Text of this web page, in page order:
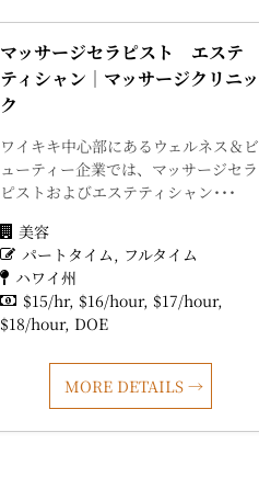
マッサージセラピスト エステ
ティシャン｜マッサージクリニッ
ク
ワイキキ中心部にあるウェルネス＆ビ
ューティー企業では、マッサージセラ
ピストおよびエステティシャン･･･
美容
パートタイム
フルタイム
ハワイ州
$15/hr $16/hour $17/hour
$18/hour DOE
MORE DETAILS